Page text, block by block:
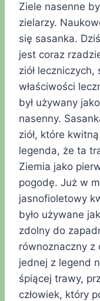
Ziele nasenne
zielarzy.
się sasanka.
jest coraz
ziół
właściwości
był używany
nasenny.
ziół, które
legenda, że ta
Ziemia jako
pogodę. Już w
jasnofioletowy
było używane
zdolny do
równoznaczny z
jednej z legend
śpiącej trawy,
człowiek, który